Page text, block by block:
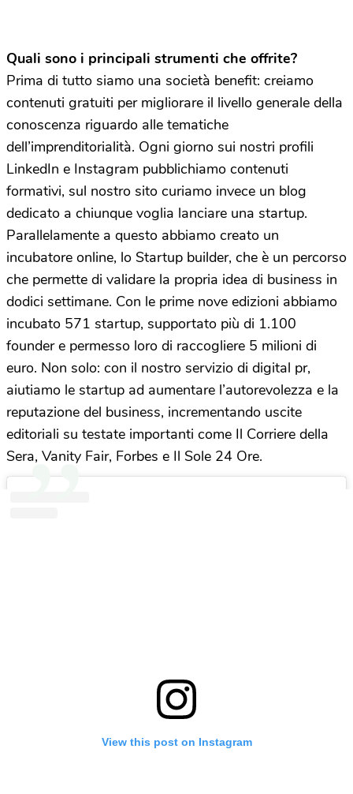
Quali sono i principali strumenti che offrite?
Prima di tutto siamo una società benefit: creiamo
contenuti gratuiti per migliorare il livello generale della
conoscenza riguardo alle tematiche
dell’imprenditorialità. Ogni giorno sui nostri profili
LinkedIn e Instagram pubblichiamo contenuti
formativi, sul nostro sito curiamo invece un blog
dedicato a chiunque voglia lanciare una startup.
Parallelamente a questo abbiamo creato un
incubatore online, lo Startup builder, che è un percorso
che permette di validare la propria idea di business in
dodici settimane. Con le prime nove edizioni abbiamo
incubato 571 startup, supportato più di 1.100
founder e permesso loro di raccogliere 5 milioni di
euro. Non solo: con il nostro servizio di digital pr,
aiutiamo le startup ad aumentare l’autorevolezza e la
reputazione del business, incrementando uscite
editoriali su testate importanti come Il Corriere della
Sera, Vanity Fair, Forbes e Il Sole 24 Ore.
View this post on Instagram